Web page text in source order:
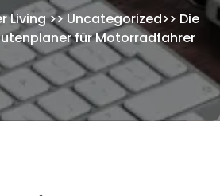
Living>>Uncategorized>> Die
für Motorradfahrer